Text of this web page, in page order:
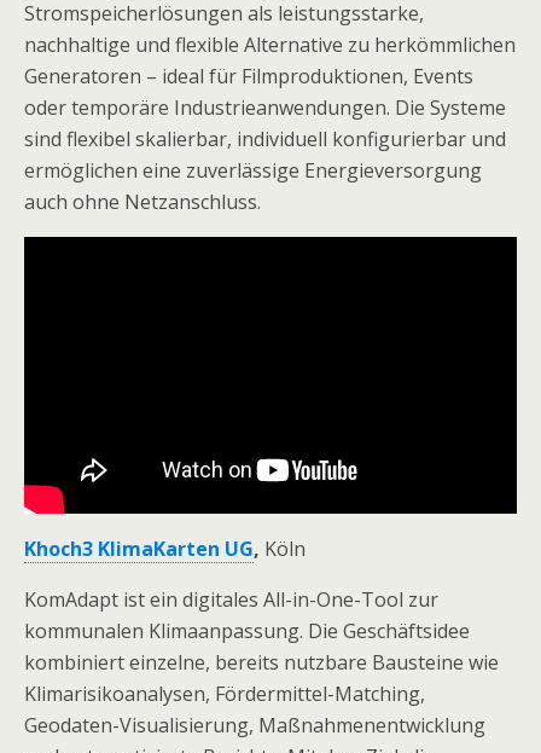
Stromspeicherlösungen als leistungsstarke,
nachhaltige und flexible Alternative zu herkömmlichen
Generatoren – ideal für Filmproduktionen, Events
oder temporäre Industrieanwendungen. Die Systeme
sind flexibel skalierbar, individuell konfigurierbar und
ermöglichen eine zuverlässige Energieversorgung
auch ohne Netzanschluss.
Khoch3 KlimaKarten UG, Köln
KomAdapt ist ein digitales All-in-One-Tool zur
kommunalen Klimaanpassung. Die Geschäftsidee
kombiniert einzelne, bereits nutzbare Bausteine wie
Klimarisikoanalysen, Fördermittel-Matching,
Geodaten-Visualisierung, Maßnahmenentwicklung